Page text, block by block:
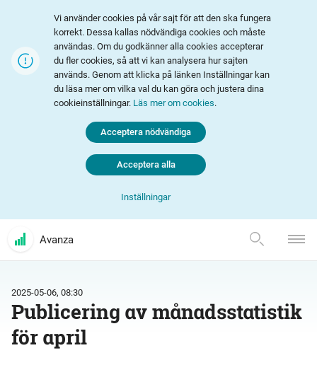
Vi använder cookies på vår sajt för att den ska fungera
korrekt. Dessa kallas nödvändiga cookies och måste
användas. Om du godkänner alla cookies accepterar
du fler cookies, så att vi kan analysera hur sajten
används. Genom att klicka på länken Inställningar kan
du läsa mer om vilka val du kan göra och justera dina
cookieinställningar. Läs mer om cookies.
Inställningar
Acceptera nödvändiga
Acceptera alla
Avanza
2025-05-06, 08:30
Publicering av månadsstatistik
för april